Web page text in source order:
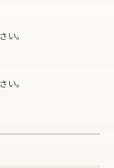
い。
い。